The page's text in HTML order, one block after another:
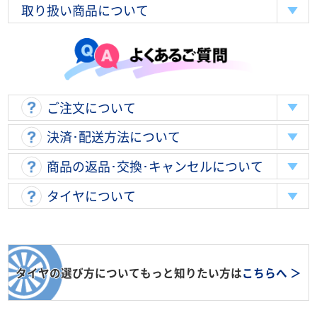
取り扱い商品について
ご注文について
決済･配送方法について
商品の返品･交換･キャンセルについて
タイヤについて
タイヤの選び方についてもっと知りたい方はこちらへ ＞